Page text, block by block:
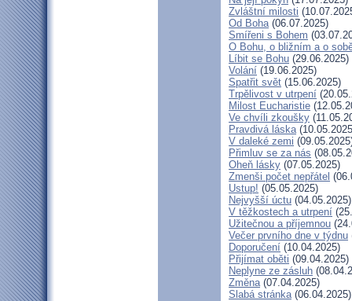
Zvláštní milosti
Od Boha(06.07.2025)
Smířeni s Bohem
O Bohu, o bližním a o
Líbit se Bohu (29.06.2025)
Volání (19.06.2025)
Spatřit svět (15.06.2025)
Trpělivost v utrpení
Milost Eucharistie
Ve chvíli zkoušky
Pravdivá láska
V daleké zemi
Přimluv se za nás
Oheň lásky (07.05.2025)
Zmenši počet nepřátel
Ustup! (05.05.2025)
Nejvyšší úctu (04.05.2025)
V těžkostech a utrpení
Užitečnou a příjemnou
Večer prvního dne v týdnu
Doporučení (10.04.2025)
Přijímat oběti (09.04.2025)
Neplyne ze zásluh
Změna(07.04.2025)
Slabá stránka(06.04.2025)